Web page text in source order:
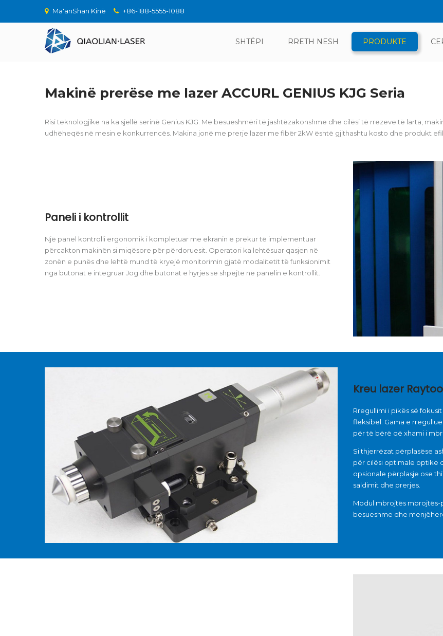
Ma'anShan Kinë +86-188-5555-1088
SHTËPI RRETH NESH PRODUKTE
Makinë prerëse me lazer ACCURL GENIUS KJG Seria
Risi teknologjike na ka sjellë serinë Genius KJG. Me besueshmëri të jashtëzakonshme dhe cilësi të rrezeve të larta,
udhëheqës në mesin e konkurrencës. Makina jonë me prerje lazer me fibër 2kW është gjithashtu kosto dhe produkt
Paneli i kontrollit
Një panel kontrolli ergonomik i kompletuar me ekranin e prekur të implementuar
përcakton makinën si miqësore për përdoruesit. Operatori ka lehtësuar qasjen në
zonën e punës dhe lehtë mund të kryejë monitorimin gjatë modalitetit të funksionimit
nga butonat e integruar Jog dhe butonat e hyrjes së shpejtë në panelin e kontrollit.
Kreu lazer
Rregullimi i pikës së
fleksibël. Gama e
për të bërë që xhami i
Si thjerrëzat përplasëse
për cilësi optimale optike
opsionale përplasje ose
saldimit dhe prerjes.
Modul mbrojtës
besueshme dhe